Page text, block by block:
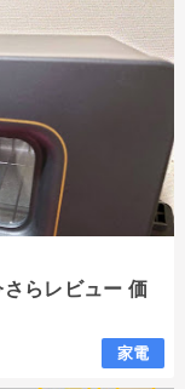
さらレビュー 価
家電